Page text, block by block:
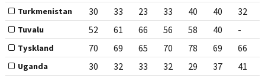
Turkmenistan 30 33 23 33 40 40 32
Tuvalu 52 61 66 56 58 40 -
Tyskland 70 69 65 70 78 69 66
Uganda 30 32 33 32 29 37 41